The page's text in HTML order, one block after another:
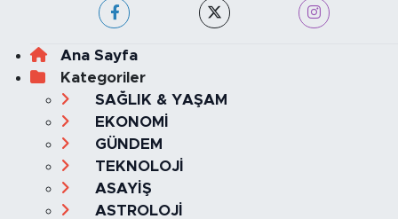
Ana Sayfa
Kategoriler
SAĞLIK & YAŞAM
EKONOMİ
GÜNDEM
TEKNOLOJİ
ASAYİŞ
ASTROLOJİ